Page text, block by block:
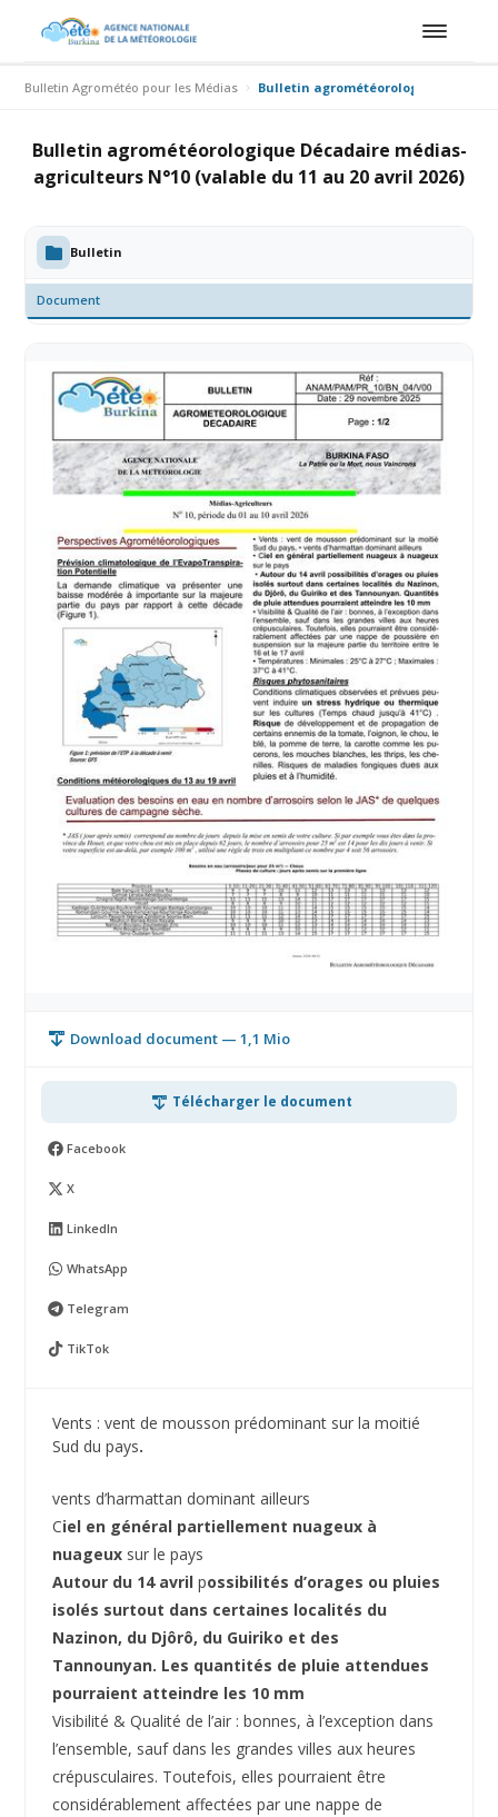
Bulletin Agrométéo pour les Médias Bulletin agrométéorologique
Bulletin agrométéorologique Décadaire médias-
agriculteurs N°10 (valable du 11 au 20 avril 2026)
Bulletin
Document
Download document — 1,1 Mio
Télécharger le document
Facebook
X
LinkedIn
WhatsApp
Telegram
TikTok
Vents : vent de mousson prédominant sur la moitié
Sud du pays.
vents d’harmattan dominant ailleurs
Ciel en général partiellement nuageux à
nuageux sur le pays
Autour du 14 avril possibilités d’orages ou pluies
isolés surtout dans certaines localités du
Nazinon, du Djôrô, du Guiriko et des
Tannounyan. Les quantités de pluie attendues
pourraient atteindre les 10 mm
Visibilité & Qualité de l’air : bonnes, à l’exception dans
l’ensemble, sauf dans les grandes villes aux heures
crépusculaires. Toutefois, elles pourraient être
considérablement affectées par une nappe de